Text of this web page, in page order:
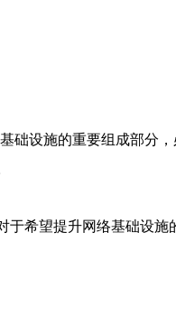
础设施的重要组成部分
希望提升网络基础设